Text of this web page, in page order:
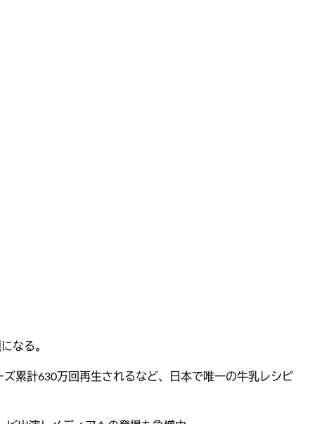
なる。
累計630万回再生されるなど、日本で唯一の牛乳レシピ